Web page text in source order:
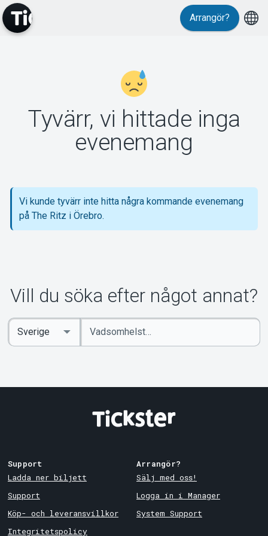
Support
Om Tickster
Arrangör?
Tyvärr, vi hittade inga
evenemang
Vi kunde tyvärr inte hitta några kommande evenemang
på The Ritz i Örebro.
Vill du söka efter något annat?
Ange
sökord
Select
Country
Support
Ladda ner biljett
Support
Köp- och leveransvillkor
Integritetspolicy
Arrangör?
Sälj med oss!
Logga in i Manager
System Support